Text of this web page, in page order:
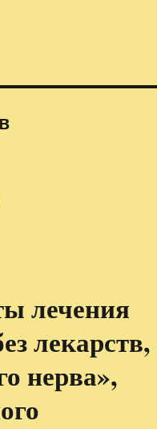
лечения
лекарств,
нерва»,